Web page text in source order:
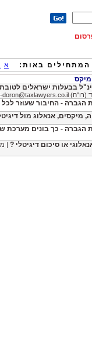
באות: א
בבעלות ישראלים לטובת
(רו"ח) doron@taxlawyers.co.il
הגברה - החיבור שעוזר לכל
מיקסים, אנאלוג מול
הגברה - כך בונים מערכת
או סיכום דיגיטלי ? |